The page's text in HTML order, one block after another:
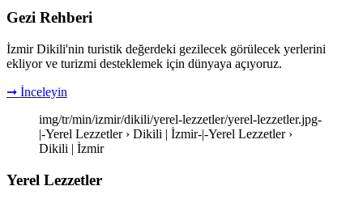
Gezi Rehberi
İzmir Dikili'nin turistik değerdeki gezilecek görülecek yerlerini
ekliyor ve turizmi desteklemek için dünyaya açıyoruz.
➞ İnceleyin
img/tr/min/izmir/dikili/yerel-lezzetler/yerel-lezzetler.jpg-
|-Yerel Lezzetler › Dikili | İzmir-|-Yerel Lezzetler ›
Dikili | İzmir
Yerel Lezzetler